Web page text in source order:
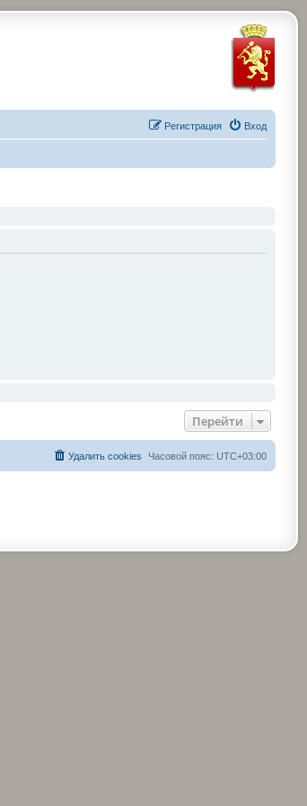
Вход
Регистрация
Перейти
Часовой пояс: UTC+03:00
Удалить cookies